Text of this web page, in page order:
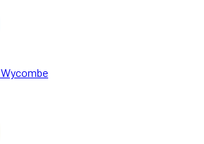
Wycombe